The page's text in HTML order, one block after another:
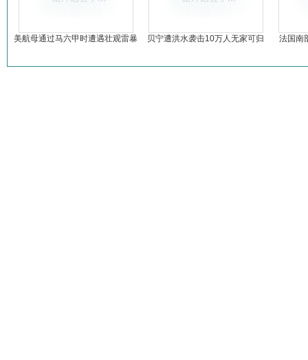
美航母通过马六甲时遭遇壮观雷暴 贝宁遭洪水袭击10万人无家可归 法国南